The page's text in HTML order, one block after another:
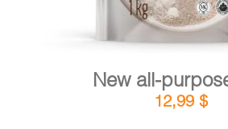
New all-
12,99 $